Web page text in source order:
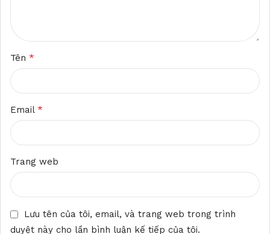
Tên *
Email *
Trang web
Lưu tên của tôi, email, và trang web trong trình
duyệt này cho lần bình luận kế tiếp của tôi.